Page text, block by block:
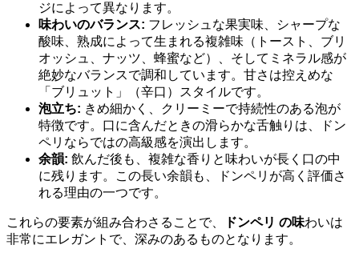
ジによって異なります。
味わいのバランス: フレッシュな果実味、シャープな
酸味、熟成によって生まれる複雑味（トースト、ブリ
オッシュ、ナッツ、蜂蜜など）、そしてミネラル感が
絶妙なバランスで調和しています。甘さは控えめな
「ブリュット」（辛口）スタイルです。
泡立ち: きめ細かく、クリーミーで持続性のある泡が
特徴です。口に含んだときの滑らかな舌触りは、ドン
ペリならではの高級感を演出します。
余韻: 飲んだ後も、複雑な香りと味わいが長く口の中
に残ります。この長い余韻も、ドンペリが高く評価さ
れる理由の一つです。
これらの要素が組み合わさることで、 ドンペリ の味わいは
非常にエレガントで、深みのあるものとなります。